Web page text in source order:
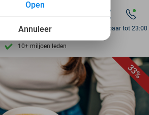
Ontdek 15.000+ deals
10+ miljoen leden
op basis van206.096 reviews
Ontdek 15.000+ deals
7 dagen per week beschikbaar
Bereikbaar tot 23:00
33%
Annuleer
Open